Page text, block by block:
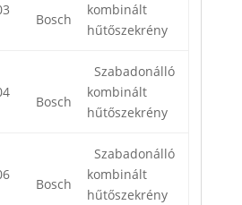
Bosch
kombinált
hűtőszekrény
Bosch
Szabadonálló
kombinált
hűtőszekrény
Bosch
Szabadonálló
kombinált
hűtőszekrény